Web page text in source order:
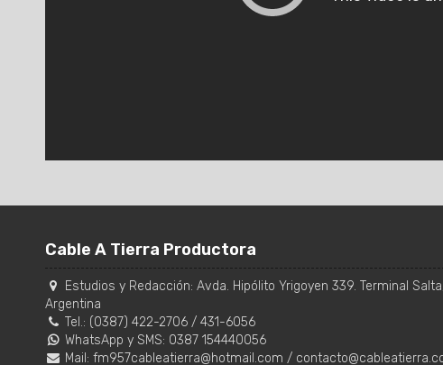
Cable A Tierra Productora
Estudios y Redacción: Avda. Hipólito Yrigoyen 339. Terminal
Argentina
Tel.: (0387) 422-2706 / 431-6056
WhatsApp y SMS: 0387 154440056
Mail: fm957cableatierra@hotmail.com /